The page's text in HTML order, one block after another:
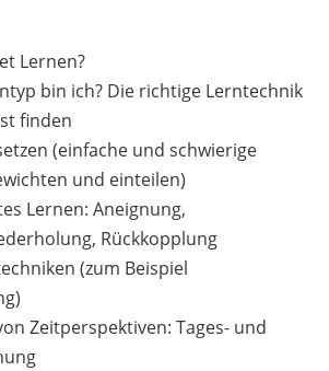
Lernen?
bin ich? Die richtige Lerntechnik
finden
(einfache und schwierige
und einteilen)
Lernen: Aneignung,
Rückkopplung
(zum Beispiel
Zeitperspektiven: Tages- und